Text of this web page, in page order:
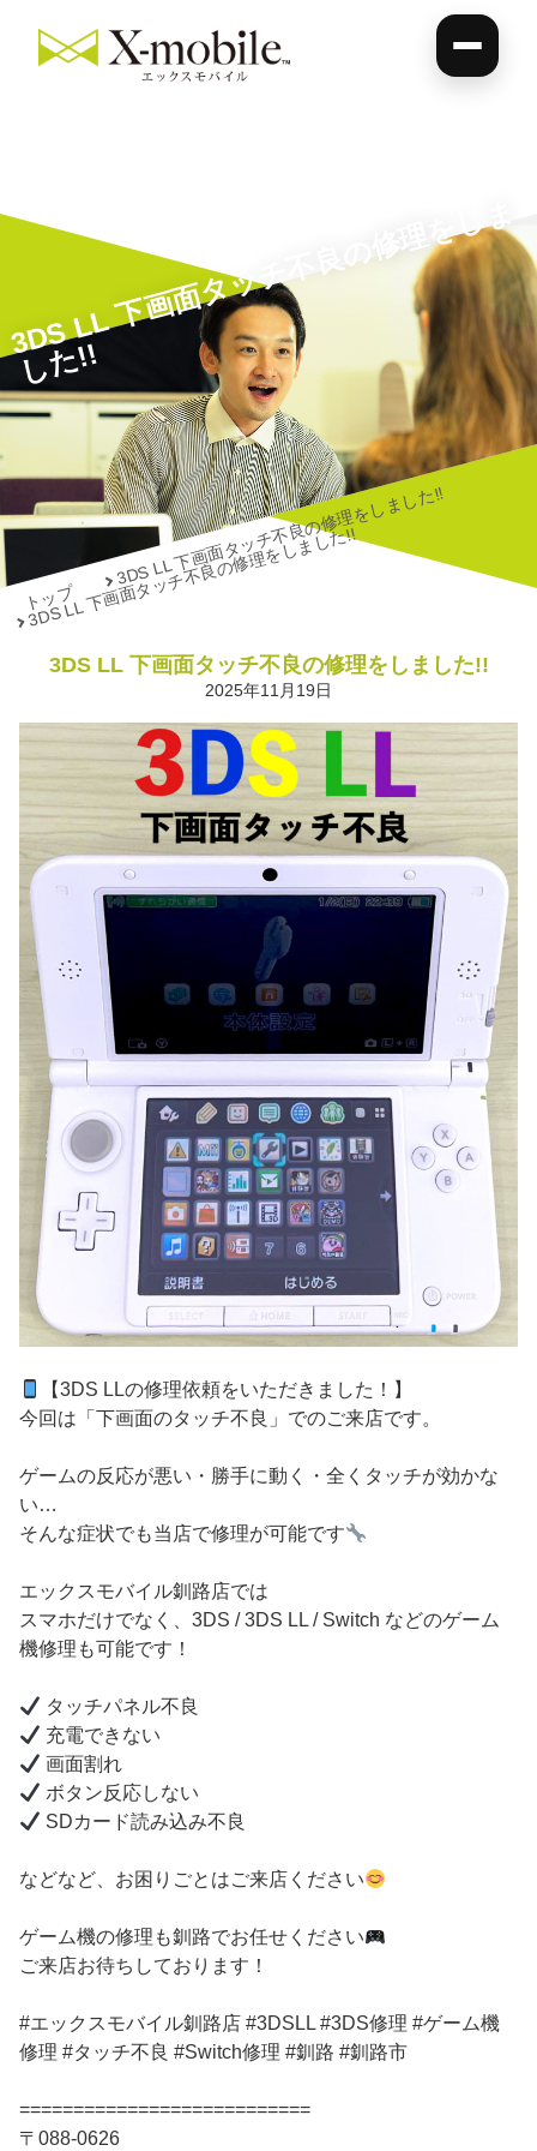
3
D
S
L
L
下
画
面
タ
ッ
チ
不
良
の
修
理
を
し
ま
し
た
!
!
トップ
3DS LL 下画面タッチ不良の修理をしました!!
3DS LL 下画面タッチ不良の修理をしました!!
3DS LL 下画面タッチ不良の修理をしました!!
2025年11月19日
【3DS LLの修理依頼をいただきました！】
今回は「下画面のタッチ不良」でのご来店です。
ゲームの反応が悪い・勝手に動く・全くタッチが効かな
い…
そんな症状でも当店で修理が可能です
エックスモバイル釧路店では
スマホだけでなく、3DS / 3DS LL / Switch などのゲーム
機修理も可能です！
タッチパネル不良
充電できない
画面割れ
ボタン反応しない
SDカード読み込み不良
などなど、お困りごとはご来店ください
ゲーム機の修理も釧路でお任せください
ご来店お待ちしております！
#エックスモバイル釧路店 #3DSLL #3DS修理 #ゲーム機
修理 #タッチ不良 #Switch修理 #釧路 #釧路市
===========================
〒088-0626